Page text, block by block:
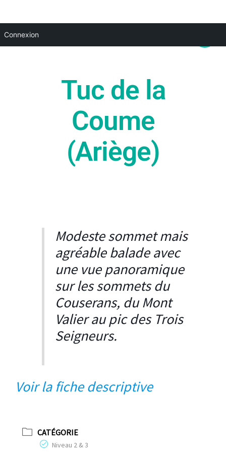
Connexion
Tuc de la
Coume
(Ariège)
Modeste sommet mais
agréable balade avec
une vue panoramique
sur les sommets du
Couserans, du Mont
Valier au pic des Trois
Seigneurs.
Voir la fiche descriptive
CATÉGORIE
Niveau 2 & 3